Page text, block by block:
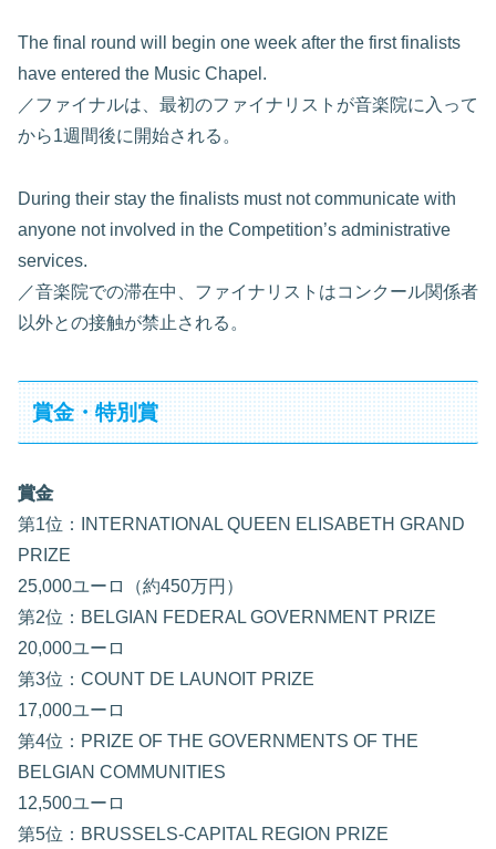
The final round will begin one week after the first finalists
have entered the Music Chapel.
／ファイナルは、最初のファイナリストが音楽院に入って
から1週間後に開始される。
During their stay the finalists must not communicate with
anyone not involved in the Competition’s administrative
services.
／音楽院での滞在中、ファイナリストはコンクール関係者
以外との接触が禁止される。
賞金・特別賞
賞金
第1位：INTERNATIONAL QUEEN ELISABETH GRAND
PRIZE
25,000ユーロ（約450万円）
第2位：BELGIAN FEDERAL GOVERNMENT PRIZE
20,000ユーロ
第3位：COUNT DE LAUNOIT PRIZE
17,000ユーロ
第4位：PRIZE OF THE GOVERNMENTS OF THE
BELGIAN COMMUNITIES
12,500ユーロ
第5位：BRUSSELS-CAPITAL REGION PRIZE